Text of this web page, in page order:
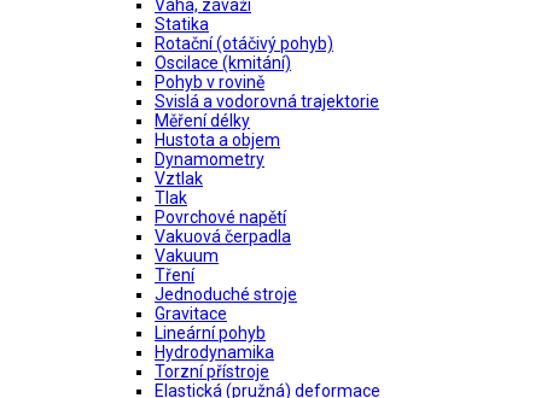
Váha, závaží
Statika
Rotační (otáčivý pohyb)
Oscilace (kmitání)
Pohyb v rovině
Svislá a vodorovná trajektorie
Měření délky
Hustota a objem
Dynamometry
Vztlak
Tlak
Povrchové napětí
Vakuová čerpadla
Vakuum
Tření
Jednoduché stroje
Gravitace
Lineární pohyb
Hydrodynamika
Torzní přístroje
Elastická (pružná) deformace